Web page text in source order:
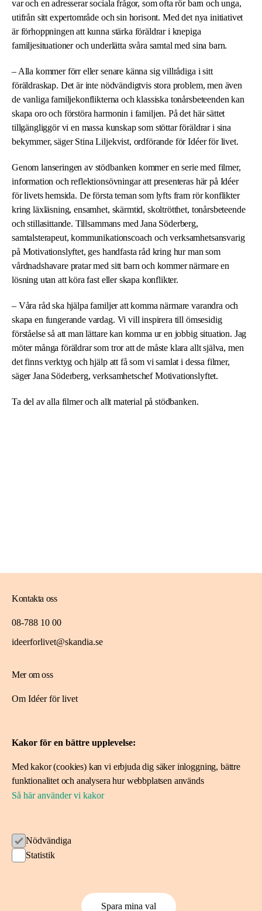
var och en adresserar sociala frågor, som ofta rör barn och unga,
utifrån sitt expertområde och sin horisont. Med det nya initiativet
är förhoppningen att kunna stärka föräldrar i knepiga
familjesituationer och underlätta svåra samtal med sina barn.
– Alla kommer förr eller senare känna sig villrådiga i sitt
föräldraskap. Det är inte nödvändigtvis stora problem, men även
de vanliga familjekonflikterna och klassiska tonårsbeteenden kan
skapa oro och förstöra harmonin i familjen. På det här sättet
tillgängliggör vi en massa kunskap som stöttar föräldrar i sina
bekymmer, säger Stina Liljekvist, ordförande för Idéer för livet.
Genom lanseringen av stödbanken kommer en serie med filmer,
information och reflektionsövningar att presenteras här på Idéer
för livets hemsida. De första teman som lyfts fram rör konflikter
kring läxläsning, ensamhet, skärmtid, skoltrötthet, tonårsbeteende
och stillasittande. Tillsammans med Jana Söderberg,
samtalsterapeut, kommunikationscoach och verksamhetsansvarig
på Motivationslyftet, ges handfasta råd kring hur man som
vårdnadshavare pratar med sitt barn och kommer närmare en
lösning utan att köra fast eller skapa konflikter.
– Våra råd ska hjälpa familjer att komma närmare varandra och
skapa en fungerande vardag. Vi vill inspirera till ömsesidig
förståelse så att man lättare kan komma ur en jobbig situation. Jag
möter många föräldrar som tror att de måste klara allt själva, men
det finns verktyg och hjälp att få som vi samlat i dessa filmer,
säger Jana Söderberg, verksamhetschef Motivationslyftet.
Ta del av alla filmer och allt material påstödbanken.
Mer om oss
Om Idéer för livet
Projekt vi stöttat
Kontakta oss
08-788 10 00
ideerforlivet@skandia.se
Kakor på ideerforlivet.se
Kakor för en bättre upplevelse:
Med kakor (cookies) kan vi erbjuda dig säker inloggning, bättre
funktionalitet och analysera hur webbplatsen används
Så här använder vi kakor
Nödvändiga
Statistik
Spara mina val